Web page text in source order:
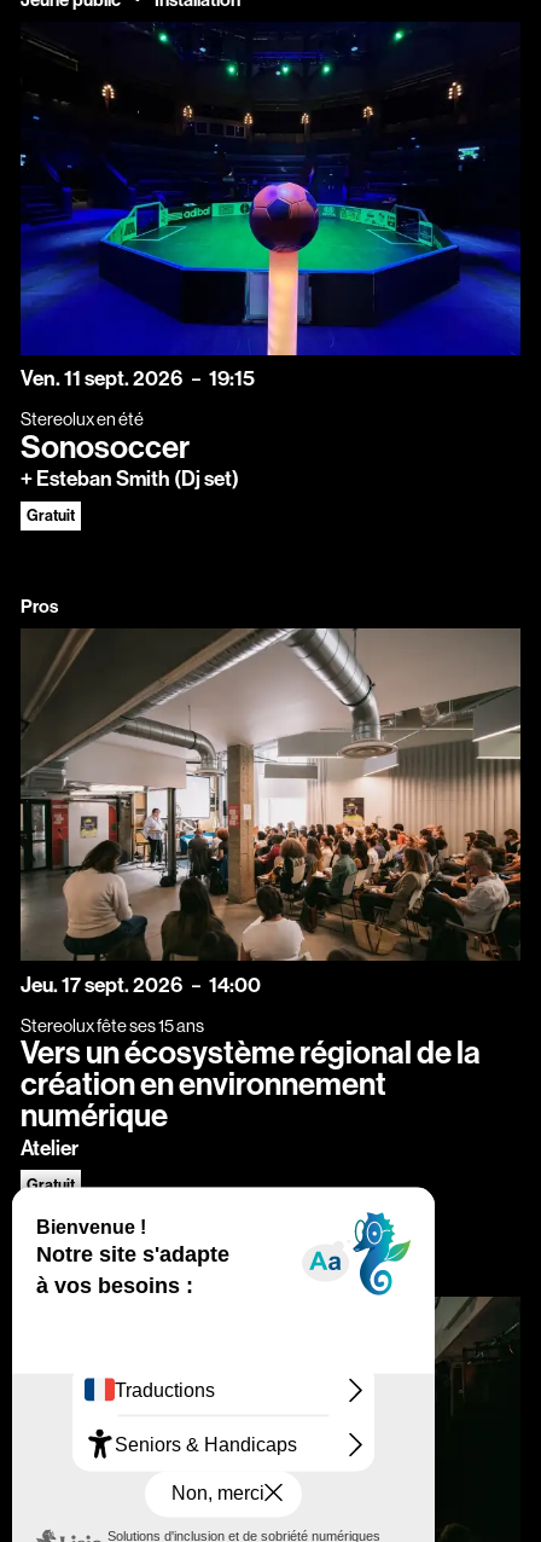
vendredi
Ven.11septembre
sept.2026 19:15
Stereolux en été
Sonosoccer
+ Esteban Smith (Dj set)
Gratuit
Pros
jeudi
Jeu.17septembre
sept.2026 14:00
Stereolux fête ses 15 ans
Vers un écosystème régional de la
création en environnement
numérique
Atelier
Gratuit
Pros